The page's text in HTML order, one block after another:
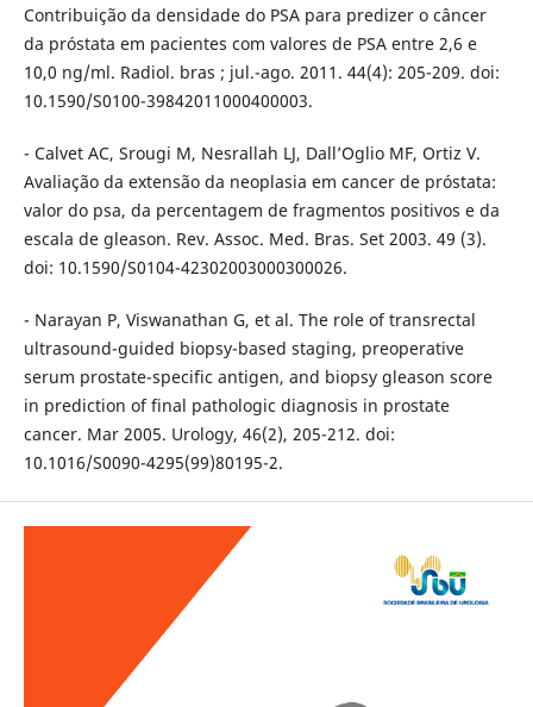
Contribuição da densidade do PSA para predizer o câncer
da próstata em pacientes com valores de PSA entre 2,6 e
10,0 ng/ml. Radiol. bras ; jul.-ago. 2011. 44(4): 205-209. doi:
10.1590/S0100-39842011000400003.
- Calvet AC, Srougi M, Nesrallah LJ, Dall’Oglio MF, Ortiz V.
Avaliação da extensão da neoplasia em cancer de próstata:
valor do psa, da percentagem de fragmentos positivos e da
escala de gleason. Rev. Assoc. Med. Bras. Set 2003. 49 (3).
doi: 10.1590/S0104-42302003000300026.
- Narayan P, Viswanathan G, et al. The role of transrectal
ultrasound-guided biopsy-based staging, preoperative
serum prostate-specific antigen, and biopsy gleason score
in prediction of final pathologic diagnosis in prostate
cancer. Mar 2005. Urology, 46(2), 205-212. doi:
10.1016/S0090-4295(99)80195-2.